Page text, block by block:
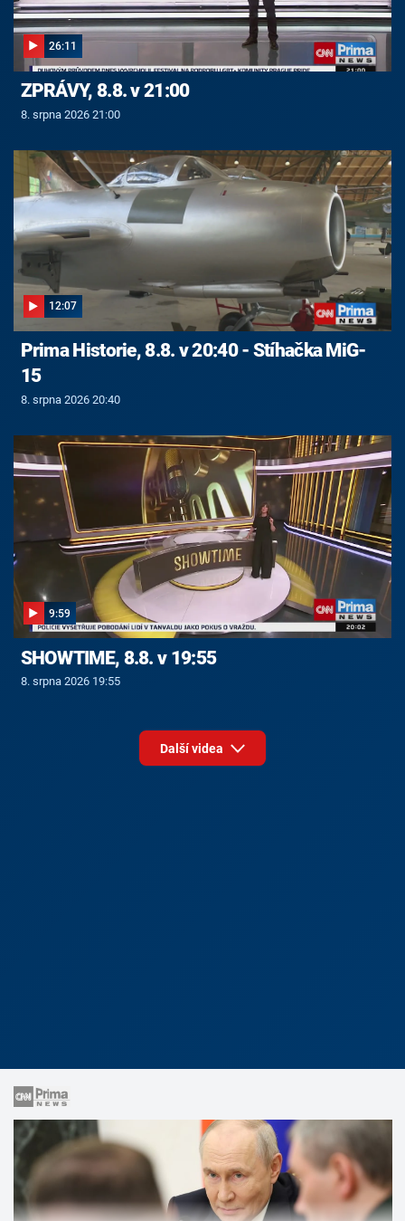
26:11
ZPRÁVY, 8.8. v 21:00
8. srpna 2026 21:00
12:07
Prima Historie, 8.8. v 20:40 - Stíhačka MiG-
15
8. srpna 2026 20:40
9:59
SHOWTIME, 8.8. v 19:55
8. srpna 2026 19:55
Další videa